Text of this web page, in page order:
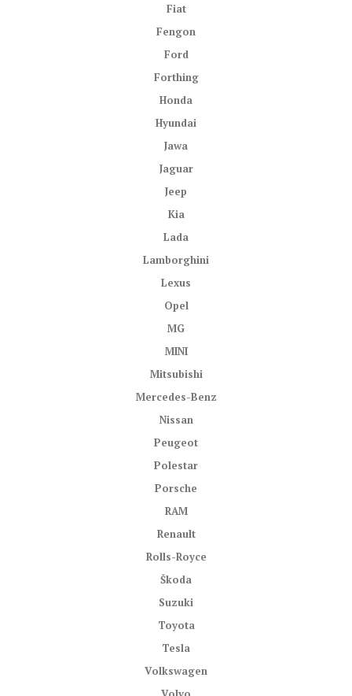
Fiat
Fengon
Ford
Forthing
Honda
Hyundai
Jawa
Jaguar
Jeep
Kia
Lada
Lamborghini
Lexus
Opel
MG
MINI
Mitsubishi
Mercedes-Benz
Nissan
Peugeot
Polestar
Porsche
RAM
Renault
Rolls-Royce
Škoda
Suzuki
Toyota
Tesla
Volkswagen